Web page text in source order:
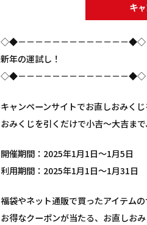
◇◆－－－－－－－－－－－－－◆◇
新年の運試し！
◇◆－－－－－－－－－－－－－◆◇
キャンペーンサイトでお直しおみく
おみくじを引くだけで小吉～大吉ま
開催期間：2025年1月1日～1月5日
利用期間：2025年1月1日～1月31日
福袋やネット通販で買ったアイテム
お得なクーポンが当たる、お直しお